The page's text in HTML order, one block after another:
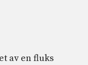
av en fluks